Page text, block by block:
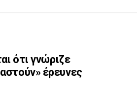
ότι γνώριζε
έρευνες